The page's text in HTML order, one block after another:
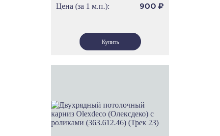
Цена (за 1 м.п.):
900 ₽